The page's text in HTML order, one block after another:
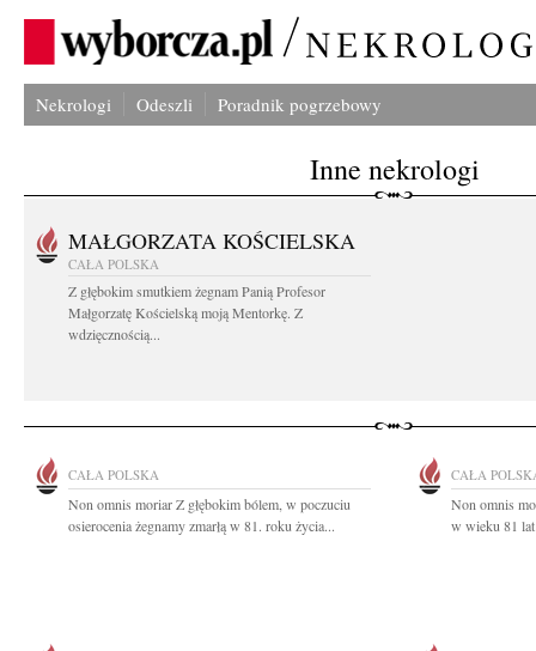
Nekrologi Odeszli Poradnik pogrzebowy
Inne nekrologi
MAŁGORZATA KOŚCIELSKA
CAŁA POLSKA
Z głębokim smutkiem żegnam Panią Profesor
Małgorzatę Kościelską moją Mentorkę. Z
wdzięcznością...
CAŁA POLSKA
Non omnis moriar Z głębokim bólem, w poczuciu
osierocenia żegnamy zmarłą w 81. roku życia...
CAŁA
Non omnis
w wieku 81 lat